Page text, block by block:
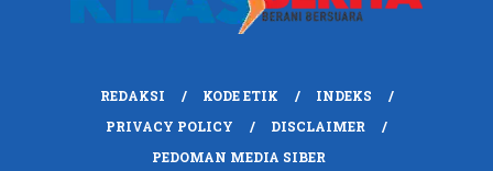
REDAKSI KODE ETIK
INDEKS
PRIVACY POLICY
DISCLAIMER
PEDOMAN MEDIA SIBER